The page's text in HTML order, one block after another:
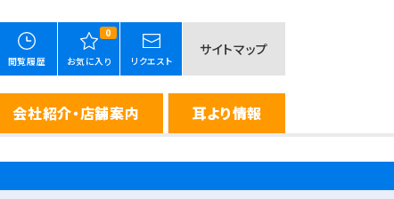
閲覧履歴
0
お気に入り リクエスト
サイトマップ
会社紹介・店舗案内 耳より情報